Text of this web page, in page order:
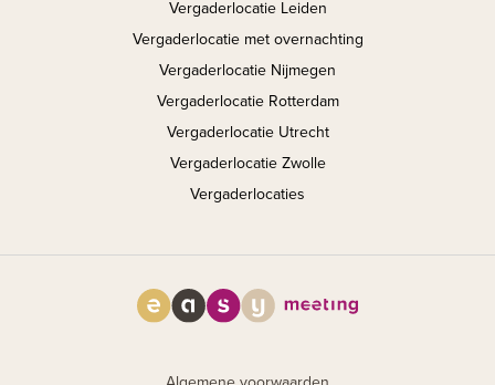
Vergaderlocatie Leiden
Vergaderlocatie met overnachting
Vergaderlocatie Nijmegen
Vergaderlocatie Rotterdam
Vergaderlocatie Utrecht
Vergaderlocatie Zwolle
Vergaderlocaties